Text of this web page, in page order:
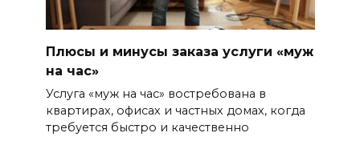
Плюсы и минусы заказа услуги «муж
на час»
Услуга «муж на час» востребована в
квартирах, офисах и частных домах, когда
требуется быстро и качественно